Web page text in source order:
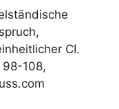
CI.
108,